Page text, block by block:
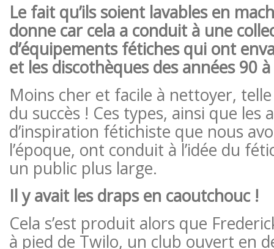
Le fait qu’ils soient lavables en
donne car cela a conduit à une
d’équipements fétiches qui ont
et les discothèques des années 90
Moins cher et facile à nettoyer,
du succès ! Ces types, ainsi que les
d’inspiration fétichiste que nous
l’époque, ont conduit à l’idée du
un public plus large.
Il y avait les draps en caoutchouc !
Cela s’est produit alors que
à pied de Twilo, un club ouvert en